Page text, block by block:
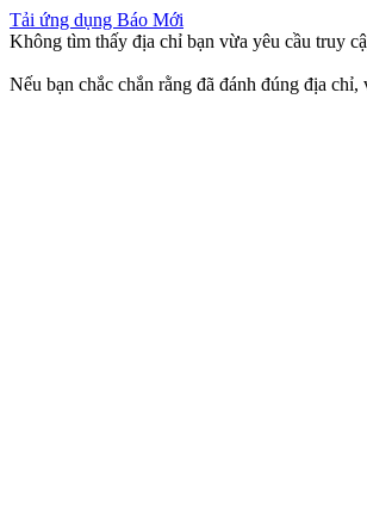
Tải ứng dụng Báo Mới
Không tìm thấy địa chỉ bạn vừa yêu cầu truy
Nếu bạn chắc chắn rằng đã đánh đúng địa